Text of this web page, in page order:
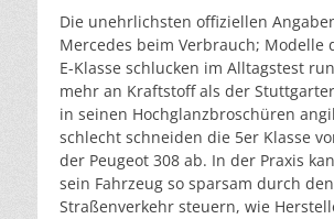
Die unehrlichsten offiziellen
Mercedes beim Verbrauch; Modelle
E-Klasse schlucken im Alltagstest
mehr an Kraftstoff als der
in seinen Hochglanzbroschüren
schlecht schneiden die 5er Klasse
der Peugeot 308 ab. In der Praxis
sein Fahrzeug so sparsam durch den
Straßenverkehr steuern, wie